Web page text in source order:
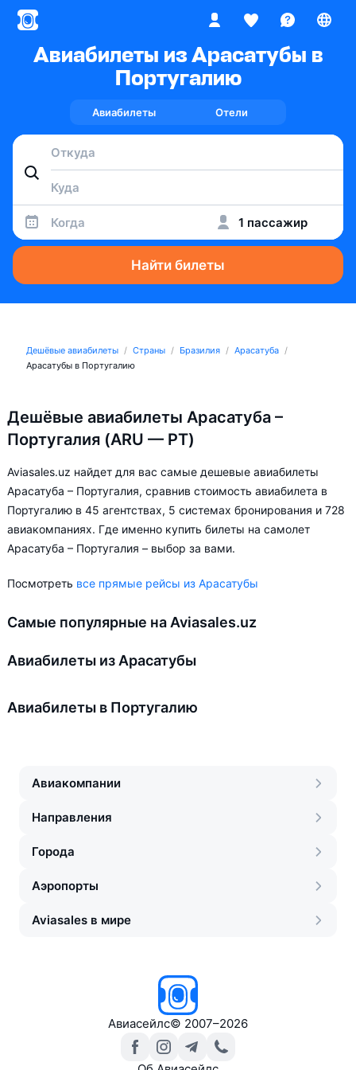
Авиабилеты из Арасатубы в
Португалию
Авиабилеты Отели
Когда 1 пассажир
Найти билеты
Дешёвые авиабилеты Страны Бразилия
Арасатуба
Арасатубы в Португалию
Дешёвые авиабилеты Арасатуба –
Португалия (ARU — PT)
Aviasales.uz найдет для вас самые дешевые авиабилеты
Арасатуба – Португалия, сравнив стоимость авиабилета в
Португалию в 45 агентствах, 5 системах бронирования и 728
авиакомпаниях. Где именно купить билеты на самолет
Арасатуба – Португалия – выбор за вами.
Посмотреть все прямые рейсы из Арасатубы
Самые популярные на Aviasales.uz
Авиабилеты из Арасатубы
Авиабилеты в Португалию
Авиакомпании
Направления
Города
Аэропорты
Aviasales в мире
Авиасейлс© 2007–2026